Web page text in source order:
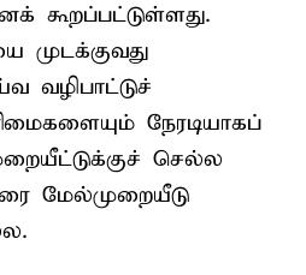
கூறப்பட்டுள்ளது.
முடக்குவது
வழிபாட்டுச்
நேரடியாகப்
செல்ல
மேல்முறையீடு